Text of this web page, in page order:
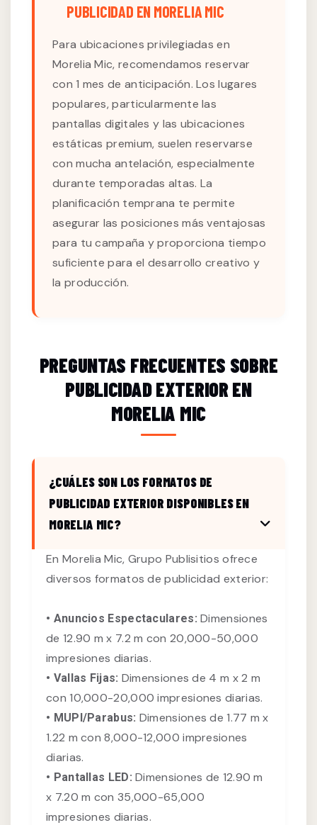
PUBLICIDAD EN MORELIA MIC
Para ubicaciones privilegiadas en
Morelia Mic, recomendamos reservar
con 1 mes de anticipación. Los lugares
populares, particularmente las
pantallas digitales y las ubicaciones
estáticas premium, suelen reservarse
con mucha antelación, especialmente
durante temporadas altas. La
planificación temprana te permite
asegurar las posiciones más ventajosas
para tu campaña y proporciona tiempo
suficiente para el desarrollo creativo y
la producción.
PREGUNTAS FRECUENTES SOBRE
PUBLICIDAD EXTERIOR EN
MORELIA MIC
¿CUÁLES SON LOS FORMATOS DE
PUBLICIDAD EXTERIOR DISPONIBLES EN
MORELIA MIC?
En Morelia Mic, Grupo Publisitios ofrece
diversos formatos de publicidad exterior:
• Anuncios Espectaculares: Dimensiones
de 12.90 m x 7.2 m con 20,000-50,000
impresiones diarias.
• Vallas Fijas: Dimensiones de 4 m x 2 m
con 10,000-20,000 impresiones diarias.
• MUPI/Parabus: Dimensiones de 1.77 m x
1.22 m con 8,000-12,000 impresiones
diarias.
• Pantallas LED: Dimensiones de 12.90 m
x 7.20 m con 35,000-65,000
impresiones diarias.